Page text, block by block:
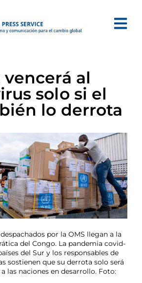
vencerá al
solo si el
lo derrota
por la OMS llegan a la
del Congo. La pandemia covid-
del Sur y los responsables de
sostienen que su derrota solo será
las naciones en desarrollo. Foto: